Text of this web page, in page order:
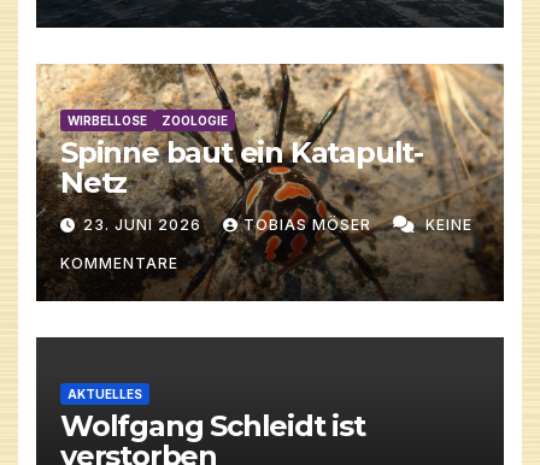
WIRBELLOSE ZOOLOGIE
Spinne baut ein Katapult-
Netz
23. JUNI 2026 TOBIAS MÖSER KEINE
KOMMENTARE
AKTUELLES
Wolfgang Schleidt ist
verstorben